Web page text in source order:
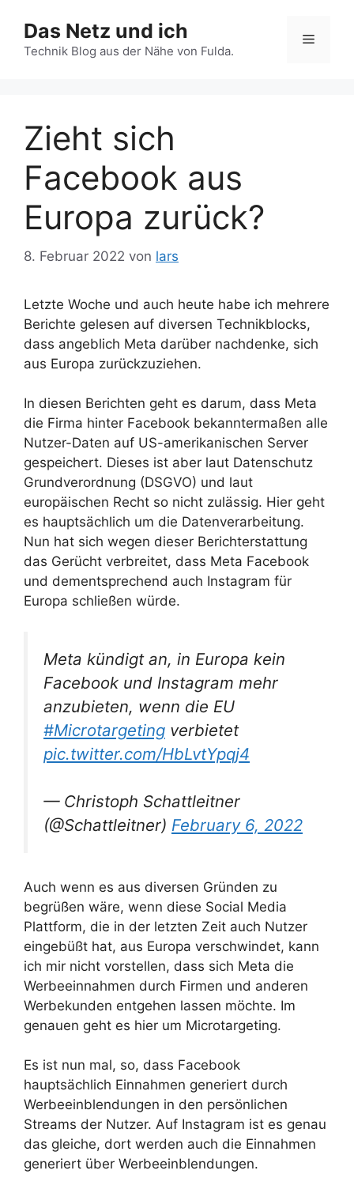
Inhalt
springen
Das Netz und ich
Technik Blog aus der Nähe von Fulda.
Menü
Zieht sich
Facebook aus
Europa zurück?
8. Februar 2022 von lars
Letzte Woche und auch heute habe ich mehrere
Berichte gelesen auf diversen Technikblocks,
dass angeblich Meta darüber nachdenke, sich
aus Europa zurückzuziehen.
In diesen Berichten geht es darum, dass Meta
die Firma hinter Facebook bekanntermaßen alle
Nutzer-Daten auf US-amerikanischen Server
gespeichert. Dieses ist aber laut Datenschutz
Grundverordnung (DSGVO) und laut
europäischen Recht so nicht zulässig. Hier geht
es hauptsächlich um die Datenverarbeitung.
Nun hat sich wegen dieser Berichterstattung
das Gerücht verbreitet, dass Meta Facebook
und dementsprechend auch Instagram für
Europa schließen würde.
Meta kündigt an, in Europa kein
Facebook und Instagram mehr
anzubieten, wenn die EU
#Microtargeting verbietet
pic.twitter.com/HbLvtYpqj4
— Christoph Schattleitner
(@Schattleitner) February 6, 2022
Auch wenn es aus diversen Gründen zu
begrüßen wäre, wenn diese Social Media
Plattform, die in der letzten Zeit auch Nutzer
eingebüßt hat, aus Europa verschwindet, kann
ich mir nicht vorstellen, dass sich Meta die
Werbeeinnahmen durch Firmen und anderen
Werbekunden entgehen lassen möchte. Im
genauen geht es hier um Microtargeting.
Es ist nun mal, so, dass Facebook
hauptsächlich Einnahmen generiert durch
Werbeeinblendungen in den persönlichen
Streams der Nutzer. Auf Instagram ist es genau
das gleiche, dort werden auch die Einnahmen
generiert über Werbeeinblendungen.